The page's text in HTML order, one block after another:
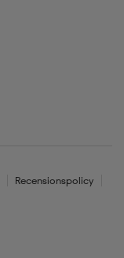
Recensionspolicy